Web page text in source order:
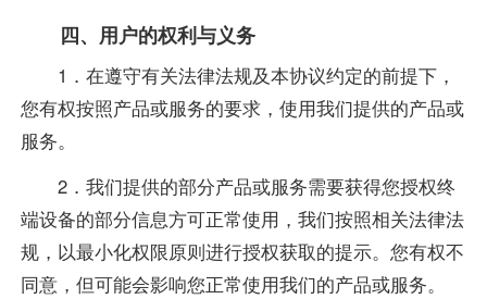
四、用户的权利与义务
1．在遵守有关法律法规及本协议约定的前提下，
您有权按照产品或服务的要求，使用我们提供的产品或
服务。
2．我们提供的部分产品或服务需要获得您授权终
端设备的部分信息方可正常使用，我们按照相关法律法
规，以最小化权限原则进行授权获取的提示。您有权不
同意，但可能会影响您正常使用我们的产品或服务。